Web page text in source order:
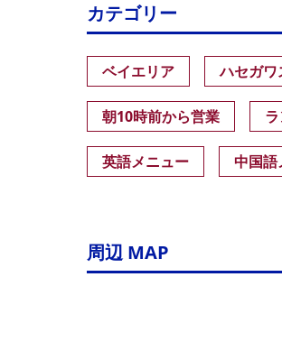
カテゴリー
ベイエリア ハセガワ
朝10時前から営業
英語メニュー 中国語
周辺 MAP